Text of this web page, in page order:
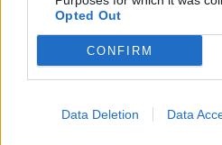
Opted Out
CONFIRM
Data Deletion Data
posizione di leadership verso un
efficiente.
E-mail LinkedIn